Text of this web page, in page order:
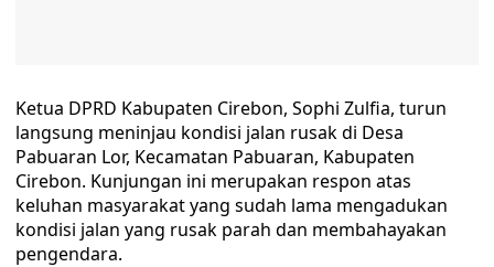
Ketua DPRD Kabupaten Cirebon, Sophi Zulfia, turun
langsung meninjau kondisi jalan rusak di Desa
Pabuaran Lor, Kecamatan Pabuaran, Kabupaten
Cirebon. Kunjungan ini merupakan respon atas
keluhan masyarakat yang sudah lama mengadukan
kondisi jalan yang rusak parah dan membahayakan
pengendara.